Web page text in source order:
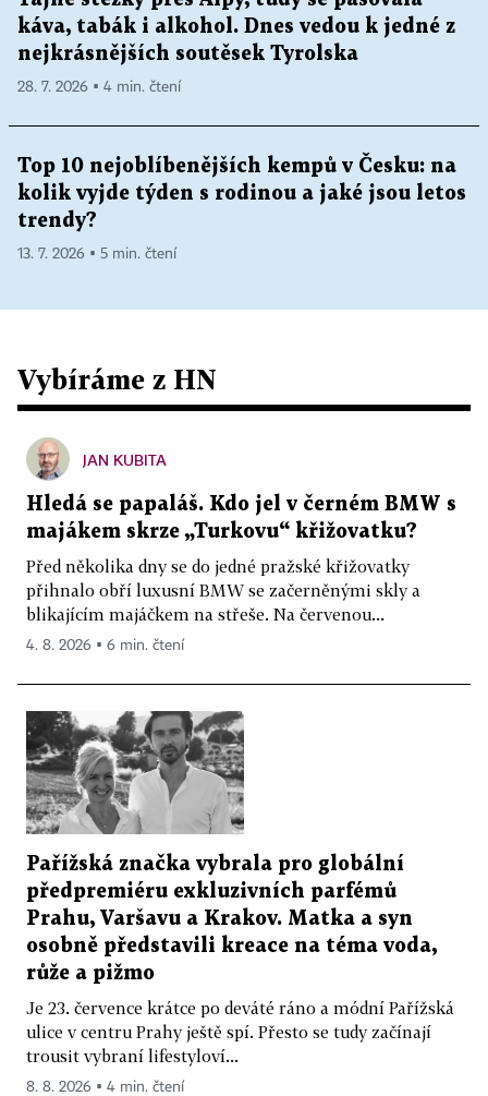
káva, tabák i alkohol. Dnes vedou k jedné z
nejkrásnějších soutěsek Tyrolska
28. 7. 2026 ▪ 4 min. čtení
Top 10 nejoblíbenějších kempů v Česku: na
kolik vyjde týden s rodinou a jaké jsou letos
trendy?
13. 7. 2026 ▪ 5 min. čtení
Vybíráme z HN
JAN KUBITA
Hledá se papaláš. Kdo jel v černém BMW s
majákem skrze „Turkovu“ křižovatku?
Před několika dny se do jedné pražské křižovatky
přihnalo obří luxusní BMW se začerněnými skly a
blikajícím majáčkem na střeše. Na červenou...
4. 8. 2026 ▪ 6 min. čtení
Pařížská značka vybrala pro globální
předpremiéru exkluzivních parfémů
Prahu, Varšavu a Krakov. Matka a syn
osobně představili kreace na téma voda,
růže a pižmo
Je 23. července krátce po deváté ráno a módní Pařížská
ulice v centru Prahy ještě spí. Přesto se tudy začínají
trousit vybraní lifestyloví...
8. 8. 2026 ▪ 4 min. čtení